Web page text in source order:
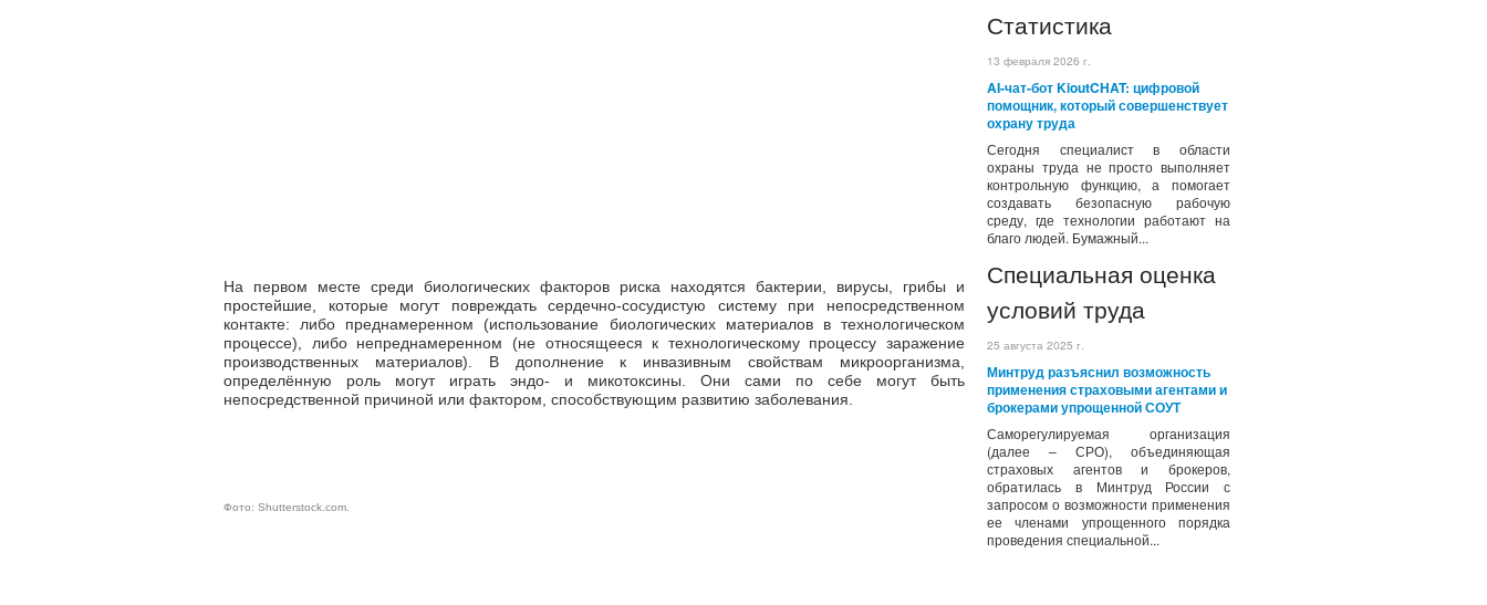
Статистика
13 февраля 2026 г.
AI-чат-бот KioutCHAT: цифровой
помощник, который совершенствует
охрану труда
Сегодня специалист в области
охраны труда не просто выполняет
контрольную функцию, а помогает
создавать безопасную рабочую
среду, где технологии работают на
благо людей. Бумажный...
Специальная оценка
условий труда
25 августа 2025 г.
Минтруд разъяснил возможность
применения страховыми агентами и
брокерами упрощенной СОУТ
Саморегулируемая организация
(далее – СРО), объединяющая
страховых агентов и брокеров,
обратилась в Минтруд России с
запросом о возможности применения
ее членами упрощенного порядка
проведения специальной...
На первом месте среди биологических факторов риска находятся бактерии, вирусы, грибы и
простейшие, которые могут повреждать сердечно-сосудистую систему при непосредственном
контакте: либо преднамеренном (использование биологических материалов в технологическом
процессе), либо непреднамеренном (не относящееся к технологическому процессу заражение
производственных материалов). В дополнение к инвазивным свойствам микроорганизма,
определённую роль могут играть эндо- и микотоксины. Они сами по себе могут быть
непосредственной причиной или фактором, способствующим развитию заболевания.
Фото: Shutterstock.com.